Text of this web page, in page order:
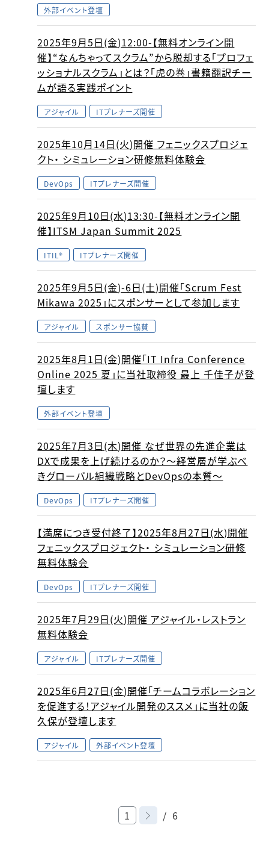
外部イベント登壇
2025年9月5日(金)12:00-【無料オンライン開
催】“なんちゃってスクラム”から脱却する「プロフェ
ッショナルスクラム」とは？「虎の巻」書籍翻訳チー
ムが語る実践ポイント
アジャイル ITプレナーズ開催
2025年10月14日(火)開催 フェニックスプロジェ
クト・ シミュレーション研修無料体験会
DevOps ITプレナーズ開催
2025年9月10日(水)13:30-【無料オンライン開
催】ITSM Japan Summit 2025
ITIL® ITプレナーズ開催
2025年9月5日(金)-6日(土)開催「Scrum Fest
Mikawa 2025」にスポンサーとして参加します
アジャイル スポンサー協賛
2025年8月1日(金)開催「IT Infra Conference
Online 2025 夏」に当社取締役 最上 千佳子が登
壇します
外部イベント登壇
2025年7月3日(木)開催 なぜ世界の先進企業は
DXで成果を上げ続けるのか？〜経営層が学ぶべ
きグローバル組織戦略とDevOpsの本質〜
DevOps ITプレナーズ開催
【満席につき受付終了】2025年8月27日(水)開催
フェニックスプロジェクト・ シミュレーション研修
無料体験会
DevOps ITプレナーズ開催
2025年7月29日(火)開催 アジャイル・レストラン
無料体験会
アジャイル ITプレナーズ開催
2025年6月27日(金)開催「チームコラボレーション
を促進する！アジャイル開発のススメ」に当社の飯
久保が登壇します
アジャイル 外部イベント登壇
1 / 6